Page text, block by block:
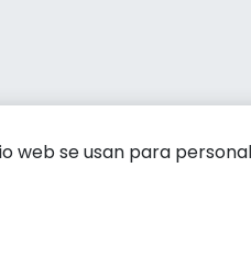
web se usan para